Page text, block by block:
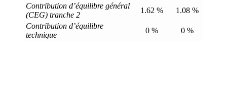
Contribution d’équilibre général
(CEG) tranche 2
1.62 %
1.08 %
Contribution d’équilibre
technique
0 % 0 %